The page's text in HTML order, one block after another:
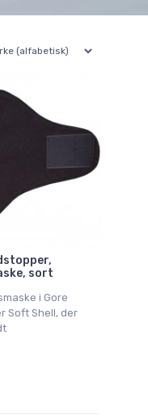
sort
i Gore
Soft Shell, der